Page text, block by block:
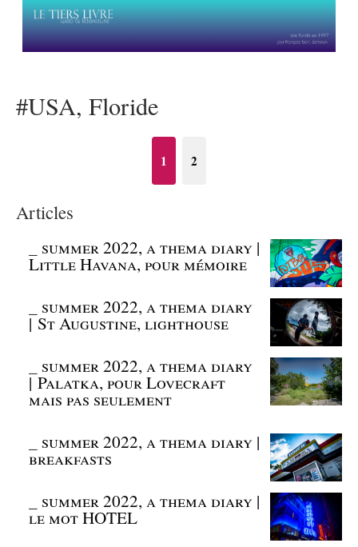
#USA, Floride
1 2
Articles
summer 2022, a thema diary |
Little Havana, pour mémoire
summer 2022, a thema diary
| St Augustine, lighthouse
summer 2022, a thema diary
| Palatka, pour Lovecraft
mais pas seulement
summer 2022, a thema diary |
breakfasts
summer 2022, a thema diary |
le mot HOTEL